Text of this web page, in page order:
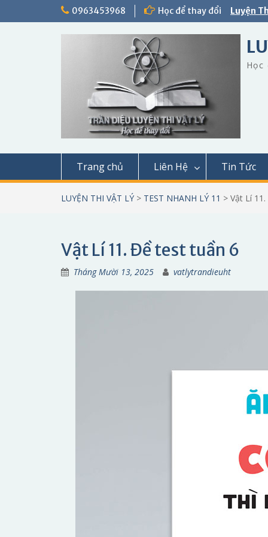
0963453968 Học để thay đổi Luyện
Học
Trang chủ Liên Hệ Tin Tức
LUYỆN THI VẬT LÝ > TEST NHANH LÝ 11 > Vật Lí
Vật Lí 11. Đề test tuần 6
Tháng Mười 13, 2025 vatlytrandieuht